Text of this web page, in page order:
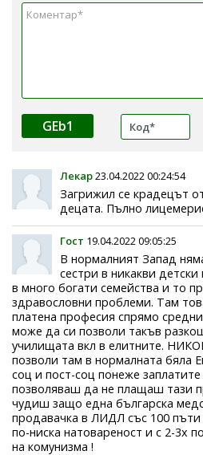
GEb1
Лекар23.04.2022 00:24:54
Загрижил се крадецът
децата. Пълно
Гост 19.04.2022 09:05:25
В нормалният Запад
сестри в никакви
в много богати семейства и то
здравословни проблеми. Там
платена професия спрямо
може да си позволи такъв
училищата вкл в елитните.
позволи там в нормалната бяла
соц и пост-соц понеже
позволяваш да не плащаш тази
чудиш защо една българска
продавачка в ЛИДЛ със 100 пъти
по-ниска натовареност и с 2-3х
на комунизма !